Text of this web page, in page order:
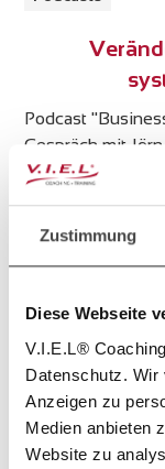
Zustimmung
Diese Webseite
V.I.E.L®
Datenschutz. Wir
Anzeigen zu
Medien anbieten
Website zu
Podcast
Gespräch mit